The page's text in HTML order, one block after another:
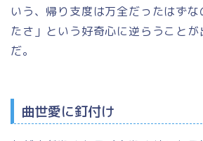
いう、帰り支度は万全だったはず
たさ」という好奇心に逆らうこと
だ。
曲世愛に釘付け